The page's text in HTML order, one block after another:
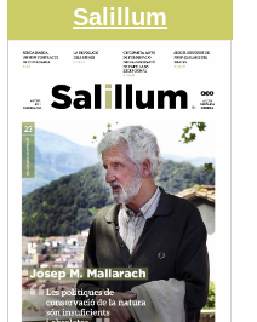
Salillum